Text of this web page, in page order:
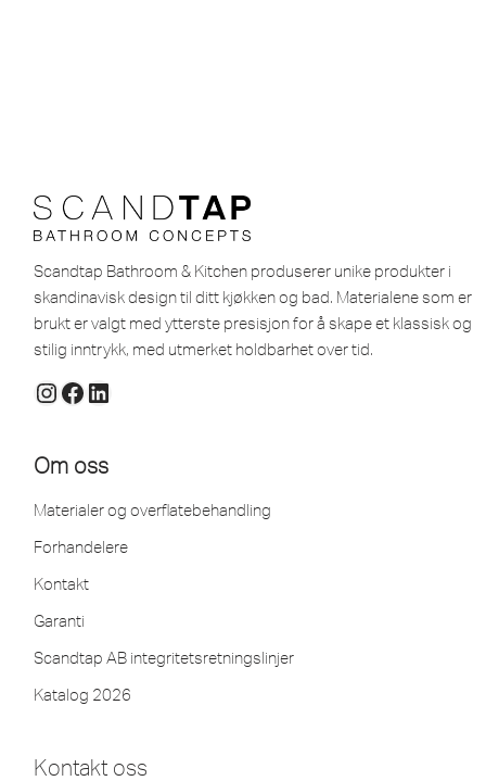
Scandtap Bathroom & Kitchen produserer unike produkter i
skandinavisk design til ditt kjøkken og bad. Materialene som er
brukt er valgt med ytterste presisjon for å skape et klassisk og
stilig inntrykk, med utmerket holdbarhet over tid.
Om oss
Materialer og overflatebehandling
Forhandelere
Kontakt
Garanti
Scandtap AB integritetsretningslinjer
Katalog 2026
Kontakt oss